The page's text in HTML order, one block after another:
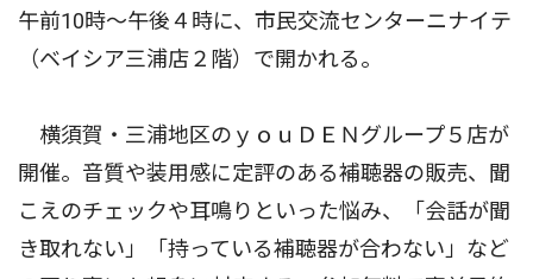
午前10時〜午後４時に、市民交流センターニナイテ
（ベイシア三浦店２階）で開かれる。
横須賀・三浦地区のｙｏｕＤＥＮグループ５店が
開催。音質や装用感に定評のある補聴器の販売、聞
こえのチェックや耳鳴りといった悩み、「会話が聞
き取れない」「持っている補聴器が合わない」など